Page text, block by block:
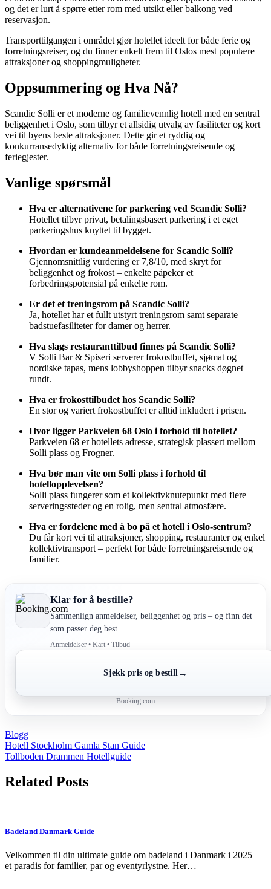
og det er lurt å spørre etter rom med utsikt eller balkong ved
reservasjon.
Transporttilgangen i området gjør hotellet ideelt for både ferie og
forretningsreiser, og du finner enkelt frem til Oslos mest populære
attraksjoner og shoppingmuligheter.
Oppsummering og Hva Nå?
Scandic Solli er et moderne og familievennlig hotell med en sentral
beliggenhet i Oslo, som tilbyr et allsidig utvalg av fasiliteter og kort
vei til byens beste attraksjoner. Dette gir et ryddig og
konkurransedyktig alternativ for både forretningsreisende og
feriegjester.
Vanlige spørsmål
Hva er alternativene for parkering ved Scandic Solli?
Hotellet tilbyr privat, betalingsbasert parkering i et eget
parkeringshus knyttet til bygget.
Hvordan er kundeanmeldelsene for Scandic Solli?
Gjennomsnittlig vurdering er 7,8/10, med skryt for
beliggenhet og frokost – enkelte påpeker et
forbedringspotensial på enkelte rom.
Er det et treningsrom på Scandic Solli?
Ja, hotellet har et fullt utstyrt treningsrom samt separate
badstuefasiliteter for damer og herrer.
Hva slags restauranttilbud finnes på Scandic Solli?
V Solli Bar & Spiseri serverer frokostbuffet, sjømat og
nordiske tapas, mens lobbyshoppen tilbyr snacks døgnet
rundt.
Hva er frokosttilbudet hos Scandic Solli?
En stor og variert frokostbuffet er alltid inkludert i prisen.
Hvor ligger Parkveien 68 Oslo i forhold til hotellet?
Parkveien 68 er hotellets adresse, strategisk plassert mellom
Solli plass og Frogner.
Hva bør man vite om Solli plass i forhold til
hotellopplevelsen?
Solli plass fungerer som et kollektivknutepunkt med flere
serveringssteder og en rolig, men sentral atmosfære.
Hva er fordelene med å bo på et hotell i Oslo-sentrum?
Du får kort vei til attraksjoner, shopping, restauranter og enkel
kollektivtransport – perfekt for både forretningsreisende og
familier.
Klar for å bestille?
Sammenlign anmeldelser, beliggenhet og pris – og finn det
som passer deg best.
Anmeldelser • Kart • Tilbud
Sjekk pris og bestill →
Booking.com
Blogg
Post
navigation
Hotell Stockholm Gamla Stan Guide
Tollboden Drammen Hotellguide
Related Posts
Badeland Danmark Guide
Velkommen til din ultimate guide om badeland i Danmark i 2025 –
et paradis for familier, par og eventyrlystne. Her…